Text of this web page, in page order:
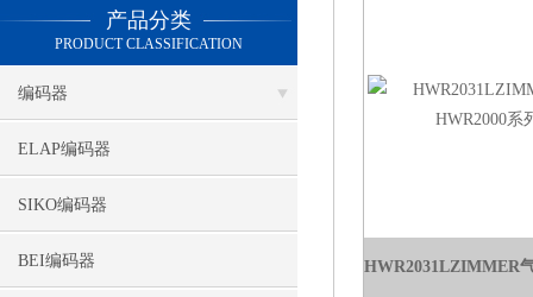
产品分类
PRODUCT CLASSIFICATION
编码器
ELAP编码器
SIKO编码器
BEI编码器